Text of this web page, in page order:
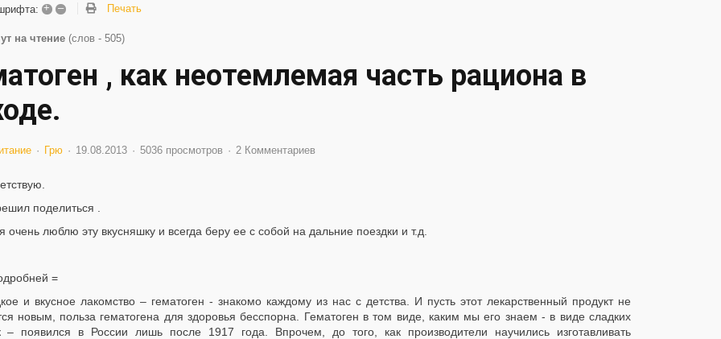
+ – Печать
на чтение (слов - 505)
, как неотемлемая часть рациона в
Грю 19.08.2013 5036 просмотров 2 Комментариев
поделиться .
очень люблю эту вкусняшку и всегда беру ее с собой на дальние поездки и т.д.
=
и вкусное лакомство – гематоген - знакомо каждому из нас с детства. И пусть этот лекарственный продукт не
новым, польза гематогена для здоровья бесспорна. Гематоген в том виде, каким мы его знаем - в виде сладких
– появился в России лишь после 1917 года. Впрочем, до того, как производители научились изготавливать